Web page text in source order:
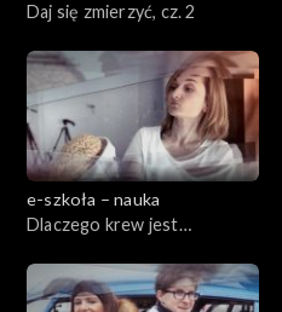
Daj się zmierzyć, cz. 2
e-szkoła – nauka
Dlaczego krew jest